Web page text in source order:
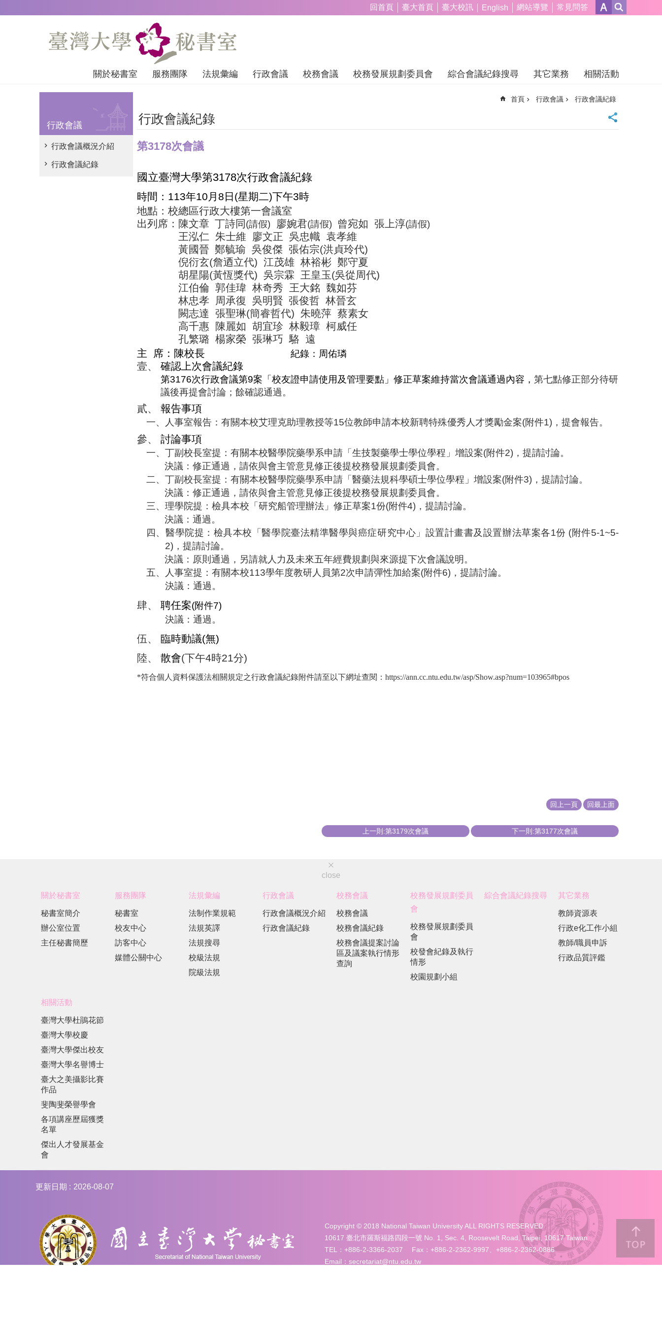
回首頁 臺大首頁 臺大校訊 English 網站導覽 常見問答
關於秘書室 服務團隊 法規彙編 行政會議 校務會議 校務發展規劃委員會 綜合會議紀錄搜尋 其它業務 相關活動
行政會議
行政會議概況介紹
行政會議紀錄
首頁 行政會議 行政會議紀錄
行政會議紀錄
第3178次會議
國立臺灣大學第3178次行政會議紀錄
時間： 113年10月 8 日 (星期二)下午3時
地點：校總區行政大樓第一會議室
出列席：陳文章 丁詩同(請假) 廖婉君(請假) 曾宛如 張上淳(請假)
王泓仁 朱士維 廖文正 吳忠幟 袁孝維
黃國晉 鄭毓瑜 吳俊傑 張佑宗(洪貞玲代)
倪衍玄(詹迺立代) 江茂雄 林裕彬 鄭守夏
胡星陽(黃恆獎代) 吳宗霖 王皇玉(吳從周代)
江伯倫 郭佳瑋 林奇秀 王大銘 魏如芬
林忠孝 周承復 吳明賢 張俊哲 林晉玄
闕志達 張聖琳(簡睿哲代) 朱曉萍 蔡素女
高千惠
陳麗如 胡宜珍 林毅璋 柯威任
孔繁璐 楊家榮 張琳巧 駱 遠
主
席： 陳校長 紀錄：周佑璘
壹、 確認上次會議紀錄
第3176次行政會議第9案「校友證申請使用及管理要點」修正草案維持當次會議通過內容， 第七點修正部分待研
議後再提會討論；餘確認通過。
貳、 報告事項
一、 人事室報告：有關本校艾理克助理教授等15位教師申請本校新聘特殊優秀人才獎勵金案(附件1) ，提會報告。
參、 討論事項
一、 丁副校長室提：有關本校醫學院藥學系申請「生技製藥學士學位學程」增設案(附件2) ，提請討論。
決議：修正通過，請依與會主管意見修正後提校務發展規劃委員會。
二、 丁副校長室提：有關本校醫學院藥學系申請「醫藥法規科學碩士學位學程」增設案(附件3) ，提請討論。
決議：修正通過，請依與會主管意見修正後提校務發展規劃委員會。
三、 理學院提：檢具本校「研究船管理辦法」修正草案1份(附件4) ，提請討論。
決議：通過。
四、醫學院提：檢具本校「醫學院臺法精準醫學與癌症研究中心」設置計畫書及設置辦法草案各1份 (附件5-1~5-
2) ，提請討論。
決議：原則通過，另請就人力及未來五年經費規劃與來源提下次會議說明。
五、
人事室提：有關本校113學年度教研人員第2次申請彈性加給案(附件6) ，提請討論。
決議：通過。
肆、 聘任案(附件7)
決議：通過。
伍、 臨時動議(無)
陸、
散會(下午4時21分)
*符合個人資料保護法相關規定之行政會議紀錄附件請至以下網址查閱：https://ann.cc.ntu.edu.tw/asp/Show.asp?num=103965#bpos
回上一頁 回最上面
上一則:第3179次會議 下一則:第3177次會議
close
關於秘書室
秘書室簡介
辦公室位置
主任秘書簡歷
服務團隊
秘書室
校友中心
訪客中心
媒體公關中心
法規彙編
法制作業規範
法規英譯
法規搜尋
校級法規
院級法規
行政會議
行政會議概況介紹
行政會議紀錄
校務會議
校務會議
校務會議紀錄
校務會議提案討論
區及議案執行情形
查詢
校務發展規劃委員
會
校務發展規劃委員
會
校發會紀錄及執行
情形
校園規劃小組
綜合會議紀錄搜尋 其它業務
教師資源表
行政e化工作小組
教師/職員申訴
行政品質評鑑
相關活動
臺灣大學杜鵑花節
臺灣大學校慶
臺灣大學傑出校友
臺灣大學名譽博士
臺大之美攝影比賽
作品
斐陶斐榮譽學會
各項講座歷屆獲獎
名單
傑出人才發展基金
會
更新日期 2026-08-07
Copyright © 2018 National Taiwan University ALL RIGHTS RESERVED
10617 臺北市羅斯福路四段一號 No. 1, Sec. 4, Roosevelt Road, Taipei, 10617 Taiwan
TEL：+886-2-3366-2037 Fax：+886-2-2362-9997、+886-2-2362-0886
Email：secretariat@ntu.edu.tw